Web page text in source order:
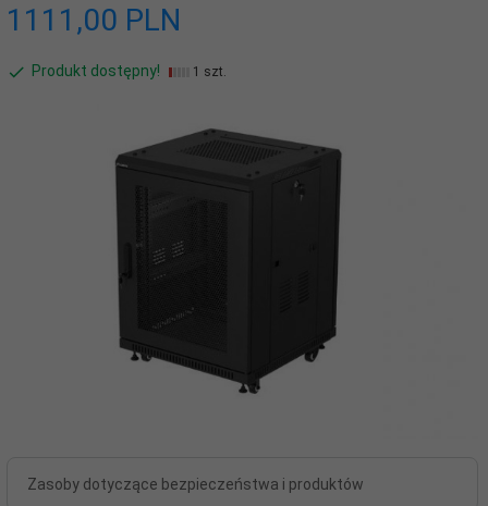
1111,00 PLN
Produkt dostępny! 1 szt.
Zasoby dotyczące bezpieczeństwa i produktów